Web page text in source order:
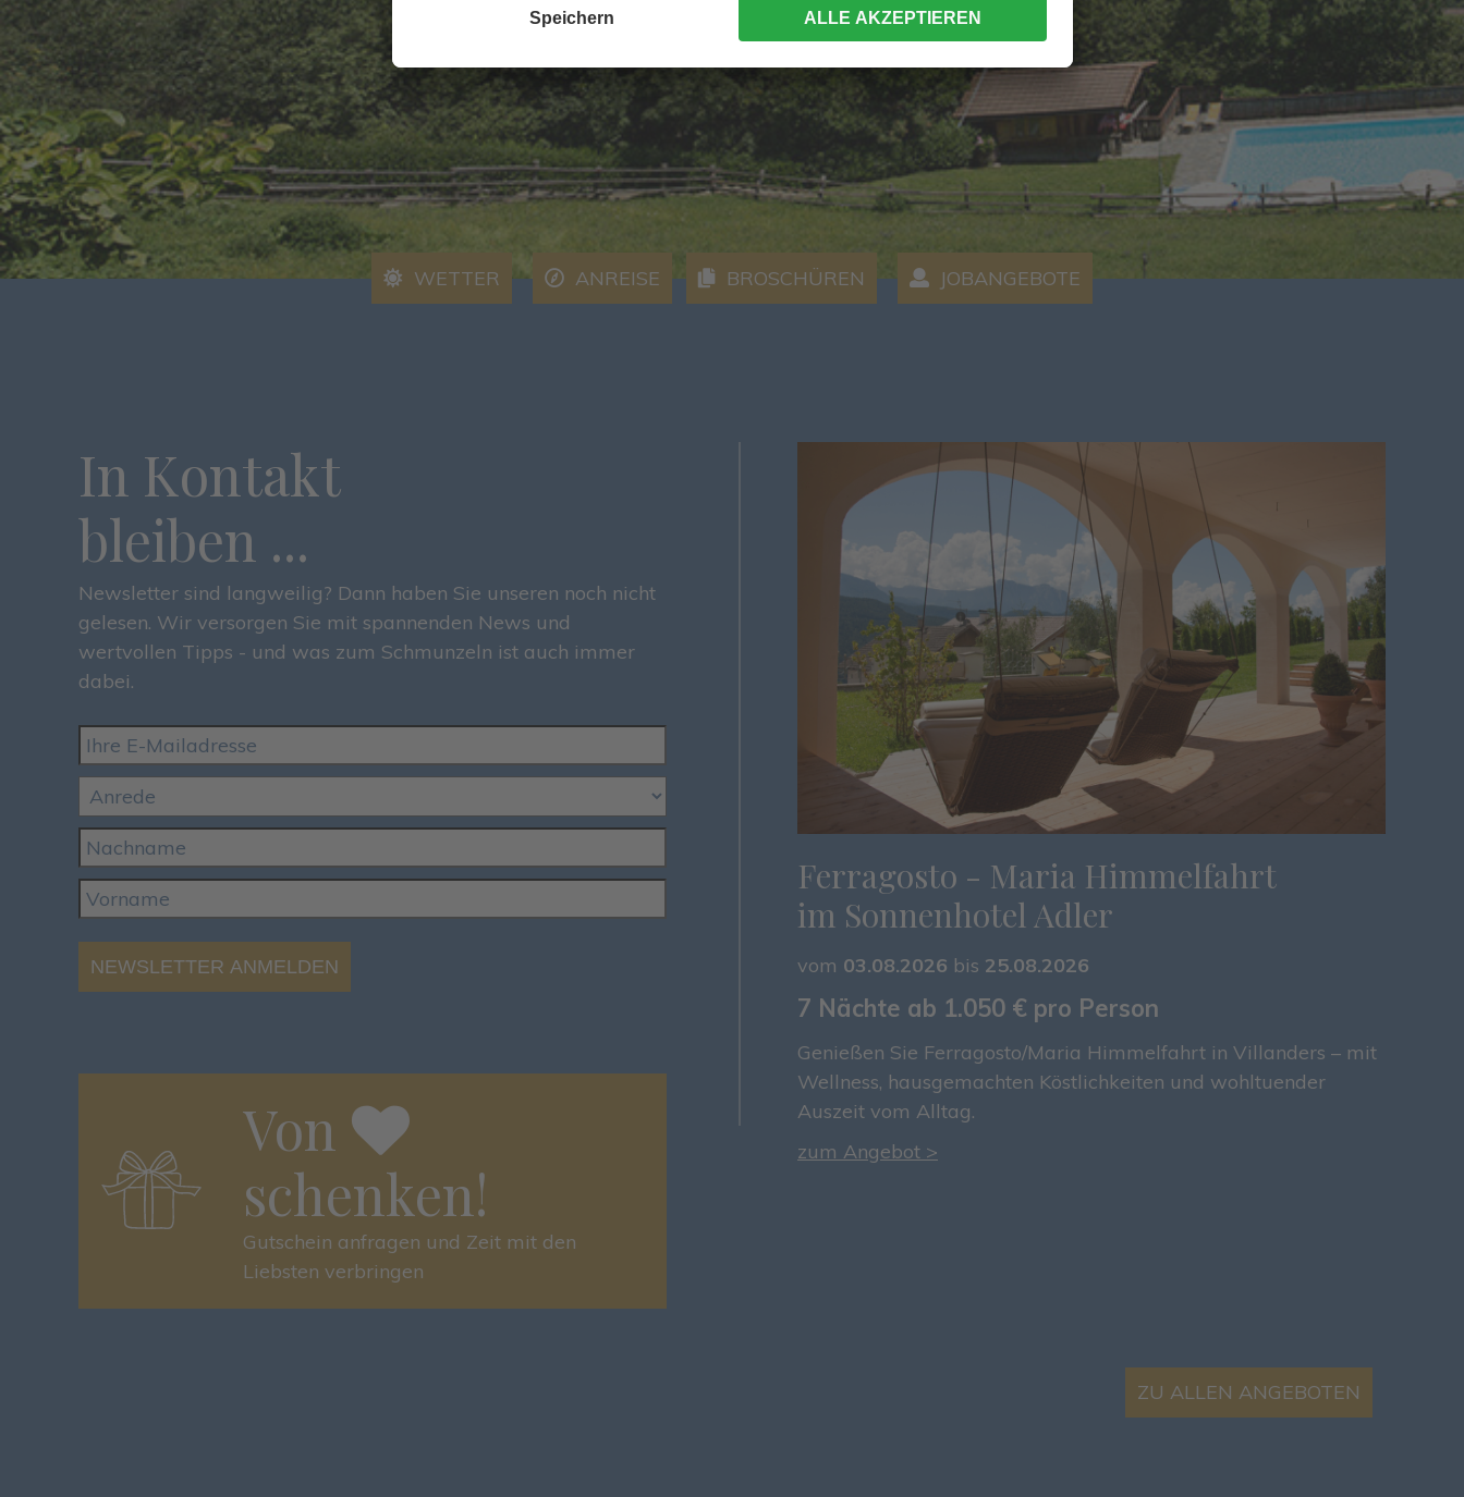
WETTER ANREISE BROSCHÜREN JOBANGEBOTE
In Kontakt
bleiben ...
Newsletter sind langweilig? Dann haben Sie unseren noch nicht
gelesen. Wir versorgen Sie mit spannenden News und
wertvollen Tipps - und was zum Schmunzeln ist auch immer
dabei.
NEWSLETTER ANMELDEN
Von
schenken!
Gutschein anfragen und Zeit mit den
Liebsten verbringen
Ferragosto - Maria Himmelfahrt
im Sonnenhotel Adler
vom 03.08.2026 bis 25.08.2026
7 Nächte ab 1.050 € pro Person
Genießen Sie Ferragosto/Maria Himmelfahrt in Villanders – mit
Wellness, hausgemachten Köstlichkeiten und wohltuender
Auszeit vom Alltag.
zum Angebot >
ZU ALLEN ANGEBOTEN